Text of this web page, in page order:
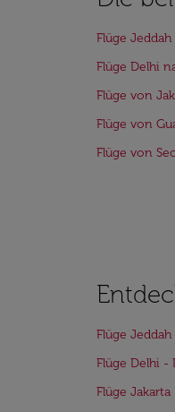
Flüge
Flüge Delhi
Flüge von
Flüge von
Flüge von
Flüge
Flüge Delhi -
Flüge